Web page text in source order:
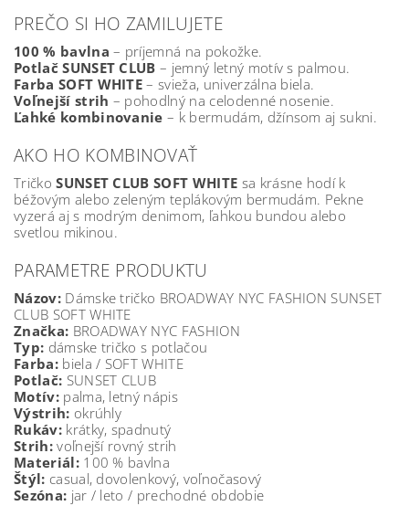
PREČO SI HO ZAMILUJETE
100 % bavlna – príjemná na pokožke.
Potlač SUNSET CLUB – jemný letný motív s palmou.
Farba SOFT WHITE – svieža, univerzálna biela.
Voľnejší strih – pohodlný na celodenné nosenie.
Ľahké kombinovanie – k bermudám, džínsom aj sukni.
AKO HO KOMBINOVAŤ
TričkoSUNSET CLUB SOFT WHITE sa krásne hodí k
béžovým alebo zeleným teplákovým bermudám. Pekne
vyzerá aj s modrým denimom, ľahkou bundou alebo
svetlou mikinou.
PARAMETRE PRODUKTU
Názov:Dámske tričko BROADWAY NYC FASHION SUNSET
CLUB SOFT WHITE
Značka: BROADWAY NYC FASHION
Typ: dámske tričko s potlačou
Farba:biela / SOFT WHITE
Potlač: SUNSET CLUB
Motív:palma, letný nápis
Výstrih: okrúhly
Rukáv:krátky, spadnutý
Strih:voľnejší rovný strih
Materiál:100 % bavlna
Štýl: casual, dovolenkový, voľnočasový
Sezóna: jar / leto / prechodné obdobie